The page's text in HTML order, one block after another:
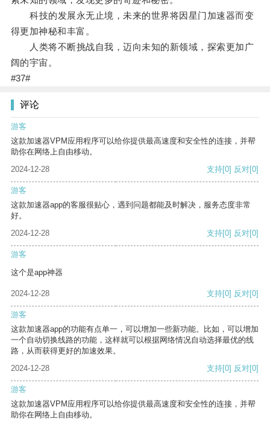
科技的发展永无止境，未来的世界将因星门加速器而变
得更加神秘和丰富。
人类将不断挑战自我，迈向未知的新领域，探索更加广
阔的宇宙。
#37#
评论
游客
这款加速器VPM应用程序可以给你提供最高速度和安全性的连接，并帮
助你在网络上自由移动。
2024-12-28
支持[0] 反对[0]
游客
这款加速器app的客服很贴心，遇到问题都能及时解决，服务态度非常
好。
2024-12-28
支持[0] 反对[0]
游客
这个是app神器
2024-12-28 支持[0] 反对[0]
游客
这款加速器app的功能有点单一，可以增加一些新功能。比如，可以增加
一个自动切换线路的功能，这样就可以根据网络情况自动选择最优的线
路，从而获得更好的加速效果。
2024-12-28
支持[0] 反对[0]
游客
这款加速器VPM应用程序可以给你提供最高速度和安全性的连接，并帮
助你在网络上自由移动。